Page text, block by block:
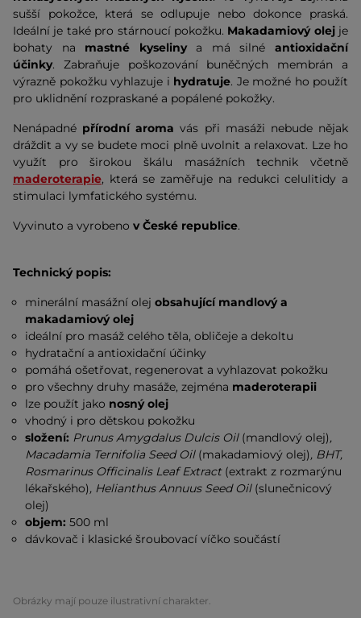
sušší pokožce, která se odlupuje nebo dokonce praská.
Ideální je také pro stárnoucí pokožku. Makadamiový olejje
bohaty na mastné kyselinya má silnéantioxidační
účinky. Zabraňuje poškozování buněčných membrán a
výrazně pokožku vyhlazuje i hydratuje. Je možné ho použít
pro uklidnění rozpraskané a popálené pokožky.
Nenápadné přírodní aroma vás při masáži nebude nějak
dráždit a vy se budete moci plně uvolnit a relaxovat. Lze ho
využít pro širokou škálu masážních technik včetně
maderoterapie, která se zaměřuje na redukci celulitidy a
stimulaci lymfatického systému.
Vyvinuto a vyrobeno v České republice.
Technický popis:
minerální masážní olejobsahující mandlový a
makadamiový olej
ideální pro masáž celého těla, obličeje a dekoltu
hydratační a antioxidační účinky
pomáhá ošetřovat, regenerovat a vyhlazovat pokožku
pro všechny druhy masáže, zejména maderoterapii
lze použít jako nosný olej
vhodný i pro dětskou pokožku
složení: Prunus Amygdalus Dulcis Oil (mandlový olej),
Macadamia Ternifolia Seed Oil (makadamiový olej), BHT,
Rosmarinus Officinalis Leaf Extract (extrakt z rozmarýnu
lékařského), Helianthus Annuus Seed Oil (slunečnicový
olej)
objem:500 ml
dávkovač i klasické šroubovací víčko součástí
Obrázky mají pouze ilustrativní charakter.